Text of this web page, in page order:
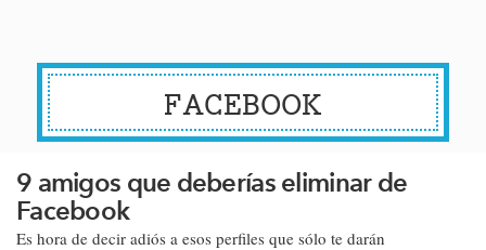
FACEBOOK
9 amigos que deberías eliminar de
Facebook
​​Es hora de decir adiós a esos perfiles que sólo te darán